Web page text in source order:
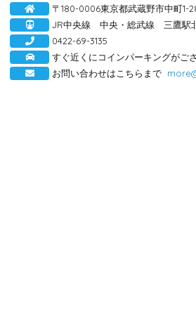
〒180-0006東京都武蔵野市中町1-
JR中央線 中央・総武線 三鷹駅
0422-69-3135
すぐ近くにコインパーキングがご
お問い合わせはこちらまで